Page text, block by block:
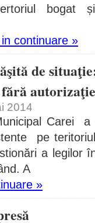
bogat
continuare »
de
2014
Carei
pe
a legilor
A
»